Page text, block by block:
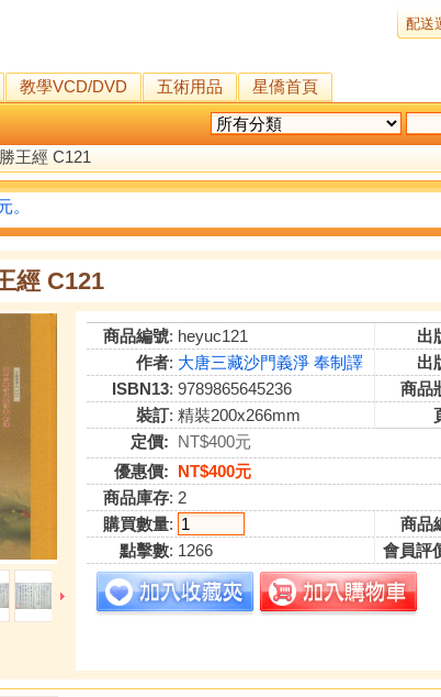
配送
教學VCD/DVD 五術用品
星僑首頁
王經 C121
。
經 C121
商品編號: heyuc121 出
作者: 大唐三藏沙門義淨 奉制譯 出
ISBN13: 9789865645236 商品
裝訂: 精裝200x266mm
定價: NT$400元
優惠價: NT$400元
商品庫存: 2
購買數量: 商品
點擊數: 1266 會員評